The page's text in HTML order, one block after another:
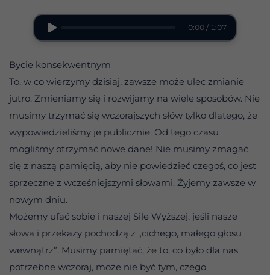
0:00 / 1:07
Bycie konsekwentnym
To, w co wierzymy dzisiaj, zawsze może ulec zmianie
jutro. Zmieniamy się i rozwijamy na wiele sposobów. Nie
musimy trzymać się wczorajszych słów tylko dlatego, że
wypowiedzieliśmy je publicznie. Od tego czasu
mogliśmy otrzymać nowe dane! Nie musimy zmagać
się z naszą pamięcią, aby nie powiedzieć czegoś, co jest
sprzeczne z wcześniejszymi słowami. Żyjemy zawsze w
nowym dniu.
Możemy ufać sobie i naszej Sile Wyższej, jeśli nasze
słowa i przekazy pochodzą z „cichego, małego głosu
wewnątrz”. Musimy pamiętać, że to, co było dla nas
potrzebne wczoraj, może nie być tym, czego